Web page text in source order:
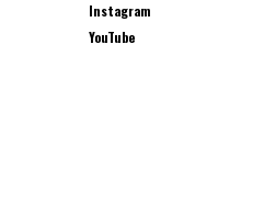
Instagram
YouTube